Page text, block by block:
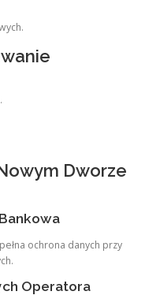
Dworze
ochrona danych przy
Operatora